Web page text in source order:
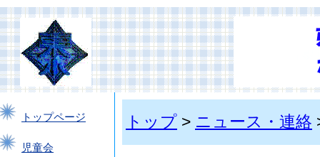
トップページ
児童会
トップ > ニュース・連絡